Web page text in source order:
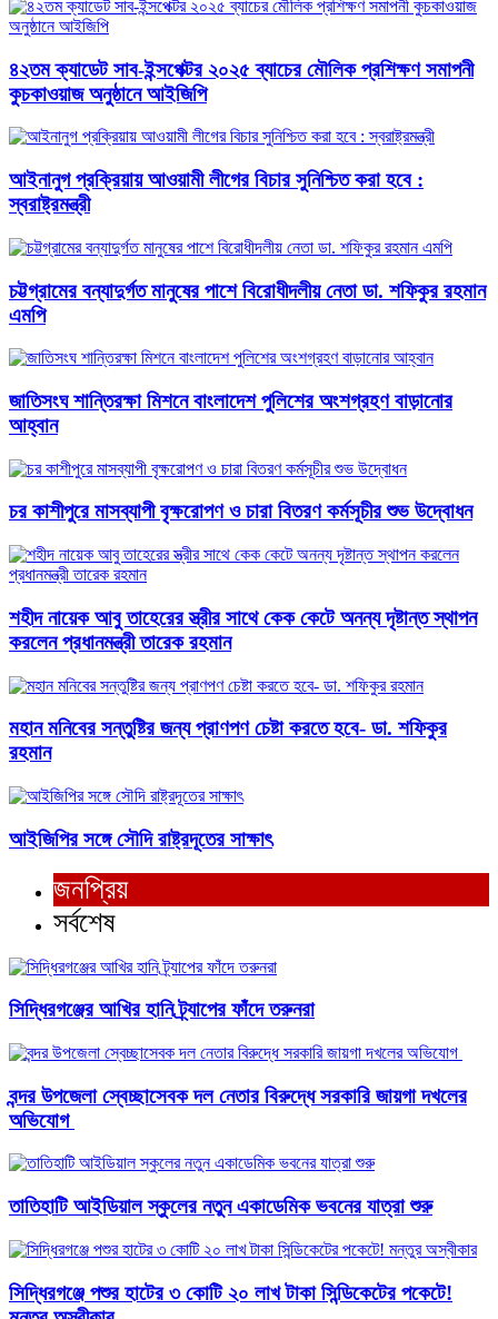
৪২তম ক্যাডেট সাব-ইন্সপেক্টর ২০২৫ ব্যাচের মৌলিক প্রশিক্ষণ সমাপনী
কুচকাওয়াজ অনুষ্ঠানে আইজিপি
আইনানুগ প্রক্রিয়ায় আওয়ামী লীগের বিচার সুনিশ্চিত করা হবে :
স্বরাষ্ট্রমন্ত্রী
চট্টগ্রামের বন্যাদুর্গত মানুষের পাশে বিরোধীদলীয় নেতা ডা. শফিকুর রহমান
এমপি
জাতিসংঘ শান্তিরক্ষা মিশনে বাংলাদেশ পুলিশের অংশগ্রহণ বাড়ানোর
আহ্বান
চর কাশীপুরে মাসব্যাপী বৃক্ষরোপণ ও চারা বিতরণ কর্মসূচীর শুভ উদ্বোধন
শহীদ নায়েক আবু তাহেরের স্ত্রীর সাথে কেক কেটে অনন্য দৃষ্টান্ত স্থাপন
করলেন প্রধানমন্ত্রী তারেক রহমান
মহান মনিবের সন্তুষ্টির জন্য প্রাণপণ চেষ্টা করতে হবে- ডা. শফিকুর
রহমান
আইজিপির সঙ্গে সৌদি রাষ্ট্রদূতের সাক্ষাৎ
জনপ্রিয়
সর্বশেষ
সিদ্ধিরগঞ্জের আখির হানি ট্র্যাপের ফাঁদে তরুনরা
বন্দর উপজেলা স্বেচ্ছাসেবক দল নেতার বিরুদ্ধে সরকারি জায়গা দখলের
অভিযোগ ‎
তাতিহাটি আইডিয়াল স্কুলের নতুন একাডেমিক ভবনের যাত্রা শুরু
সিদ্ধিরগঞ্জে পশুর হাটের ৩ কোটি ২০ লাখ টাকা সিন্ডিকেটের পকেটে!